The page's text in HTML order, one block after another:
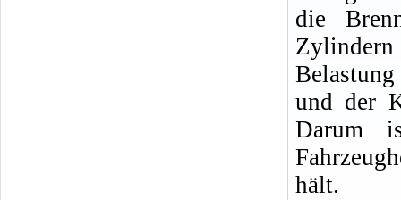
die
und der
Darum
hält.